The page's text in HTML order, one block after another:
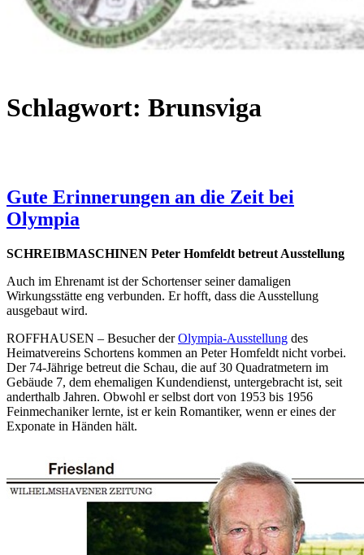
Schlagwort: Brunsviga
Gute Erinnerungen an die Zeit bei
Olympia
SCHREIBMASCHINEN Peter Homfeldt betreut Ausstellung
Auch im Ehrenamt ist der Schortenser seiner damaligen
Wirkungsstätte eng verbunden. Er hofft, dass die Ausstellung
ausgebaut wird.
ROFFHAUSEN – Besucher derOlympia-Ausstellung des
Heimatvereins Schortens kommen an Peter Homfeldt nicht vorbei.
Der 74-Jährige betreut die Schau, die auf 30 Quadratmetern im
Gebäude 7, dem ehemaligen Kundendienst, untergebracht ist, seit
anderthalb Jahren. Obwohl er selbst dort von 1953 bis 1956
Feinmechaniker lernte, ist er kein Romantiker, wenn er eines der
Exponate in Händen hält.